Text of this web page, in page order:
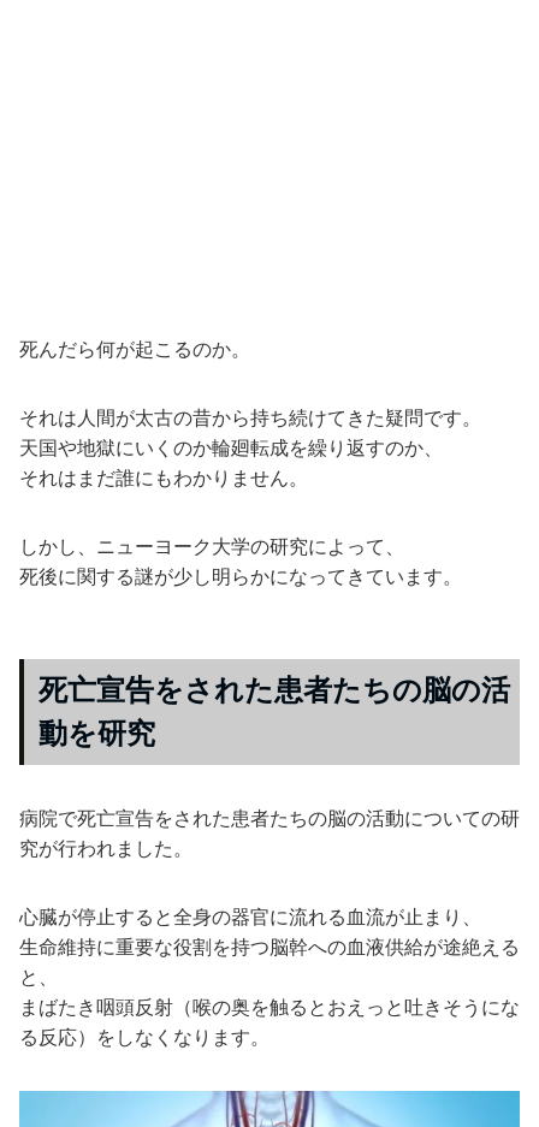
死んだら何が起こるのか。
それは人間が太古の昔から持ち続けてきた疑問です。
天国や地獄にいくのか輪廻転成を繰り返すのか、
それはまだ誰にもわかりません。
しかし、ニューヨーク大学の研究によって、
死後に関する謎が少し明らかになってきています。
死亡宣告をされた患者たちの脳の活
動を研究
病院で死亡宣告をされた患者たちの脳の活動についての研
究が行われました。
心臓が停止すると全身の器官に流れる血流が止まり、
生命維持に重要な役割を持つ脳幹への血液供給が途絶える
と、
まばたき咽頭反射（喉の奥を触るとおえっと吐きそうにな
る反応）をしなくなります。